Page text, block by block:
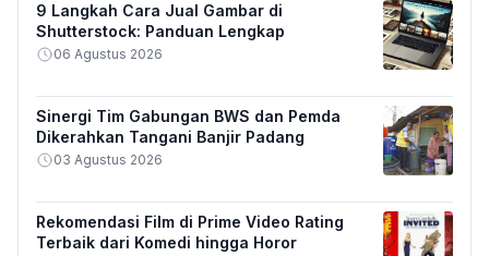
9 Langkah Cara Jual Gambar di
Shutterstock: Panduan Lengkap
06 Agustus 2026
Sinergi Tim Gabungan BWS dan Pemda
Dikerahkan Tangani Banjir Padang
03 Agustus 2026
Rekomendasi Film di Prime Video Rating
Terbaik dari Komedi hingga Horor